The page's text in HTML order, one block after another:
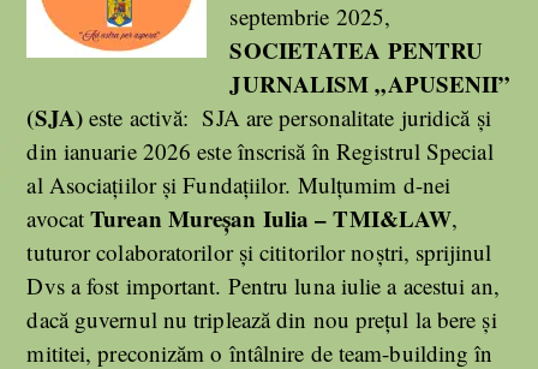
septembrie 2025,
SOCIETATEA PENTRU
JURNALISM „APUSENII”
(SJA)este activă: SJA are personalitate juridică și
din ianuarie 2026 este înscrisă în Registrul Special
al Asociațiilor și Fundațiilor. Mulțumim d-nei
avocatTurean Mureșan Iulia – TMI&LAW,
tuturor colaboratorilor și cititorilor noștri, sprijinul
Dvs a fost important. Pentru luna iulie a acestui an,
dacă guvernul nu triplează din nou prețul la bere și
mititei, preconizăm o întâlnire de team-building în